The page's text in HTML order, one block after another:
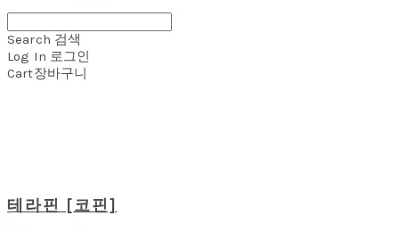
Search 검색
Log In 로그인
Cart장바구니
테라핀 [코핀]